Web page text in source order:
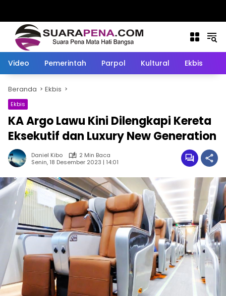
Video Pemerintah Parpol Kultural Ekbis
Beranda Ekbis
Ekbis
KA Argo Lawu Kini Dilengkapi Kereta
Eksekutif dan Luxury New Generation
Daniel Kibo
2 Min Baca
Senin, 18 Desember 2023 | 14:01